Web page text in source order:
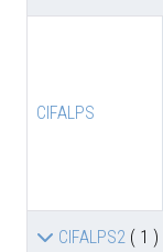
CIFALPS
CIFALPS2 ( 1 )